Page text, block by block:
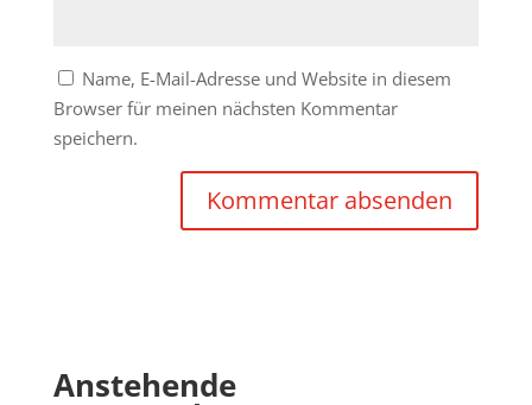
Name, E-Mail-Adresse und Website in diesem
Browser für meinen nächsten Kommentar
speichern.
Anstehende